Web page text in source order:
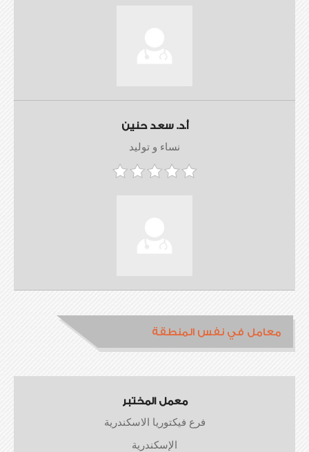
أ.د. سعد حنين
نساء و توليد
معامل في نفس المنطقة
معمل المختبر
فرع فيكتوريا الاسكندرية
الإسكندرية